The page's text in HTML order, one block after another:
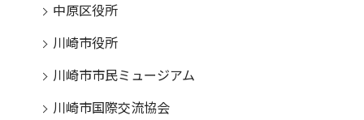
中原区役所
川崎市役所
川崎市市民ミュージアム
川崎市国際交流協会